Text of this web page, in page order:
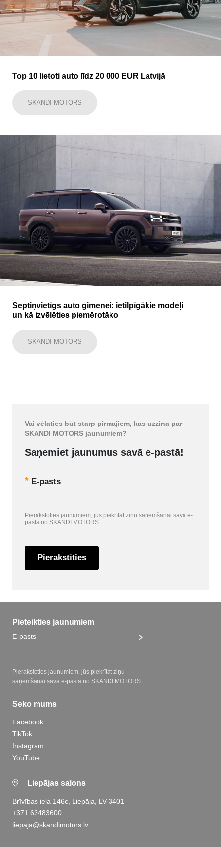
Top 10 lietoti auto līdz 20 000 EUR Latvijā
SKANDI MOTORS
Septiņvietīgs auto ģimenei: ietilpīgākie modeļi
un kā izvēlēties piemērotāko
SKANDI MOTORS
Vai vēlaties būt starp pirmajiem, kas uzzina par
SKANDI MOTORS jaunumiem?
Saņemiet jaunumus savā e-pastā!
E-pasts
Pierakstoties jaunumiem, jūs piekrītat ziņu saņemšanai savā e-
pastā no SKANDI MOTORS.
Pierakstīties
Pieteikties jaunumiem
Pierakstoties jaunumiem, jūs piekrītat ziņu
saņemšanai savā e-pastā no SKANDI MOTORS.
Seko mums
Facebook
TikTok
Instagram
YouTube
Liepājas salons
Brīvības iela 146c, Liepāja, LV-3401
+371 63483600
liepaja@skandimotors.lv